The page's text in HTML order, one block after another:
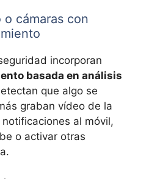
cámaras con
incorporan
basada en análisis
que algo se
graban vídeo de la
al móvil,
o activar otras